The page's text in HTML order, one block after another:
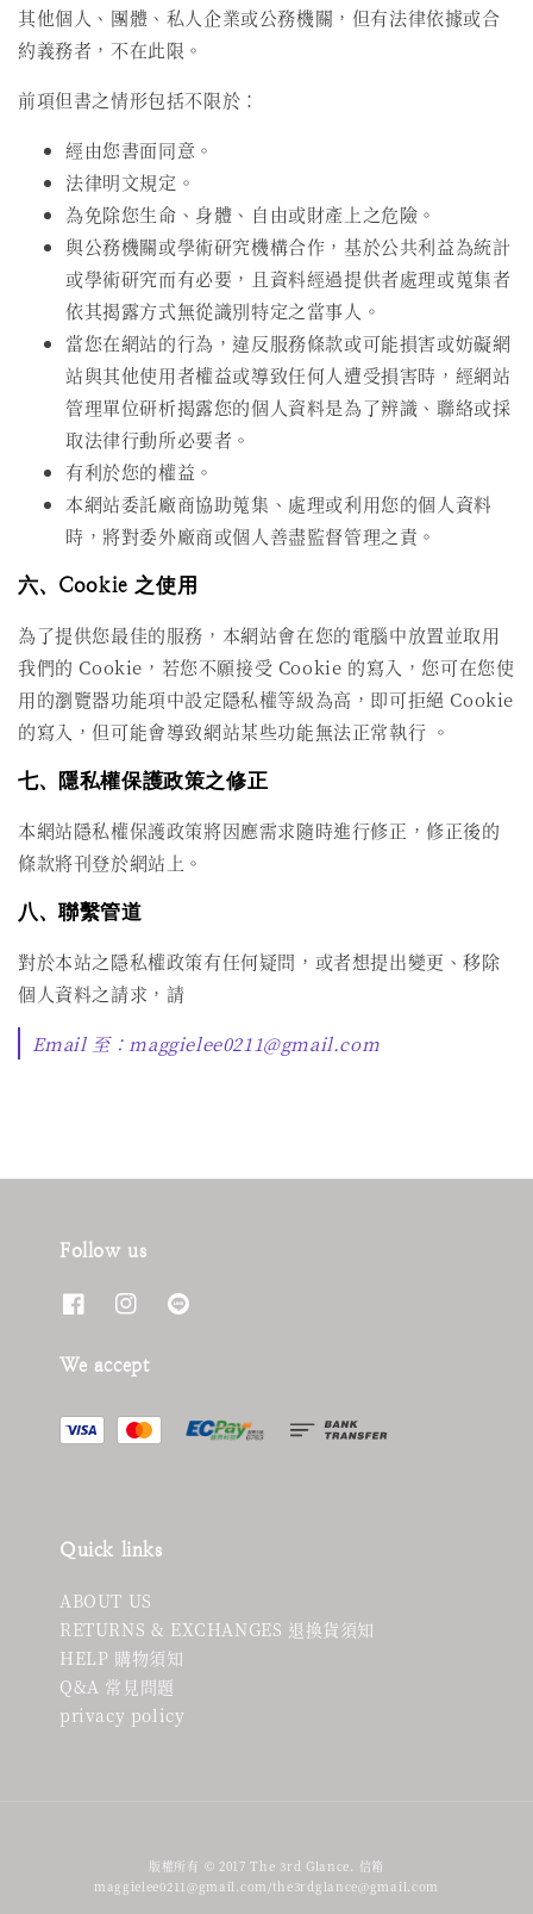
其他個人、團體、私人企業或公務機關，但有法律依據或合
約義務者，不在此限。
前項但書之情形包括不限於：
經由您書面同意。
法律明文規定。
為免除您生命、身體、自由或財產上之危險。
與公務機關或學術研究機構合作，基於公共利益為統計
或學術研究而有必要，且資料經過提供者處理或蒐集者
依其揭露方式無從識別特定之當事人。
當您在網站的行為，違反服務條款或可能損害或妨礙網
站與其他使用者權益或導致任何人遭受損害時，經網站
管理單位研析揭露您的個人資料是為了辨識、聯絡或採
取法律行動所必要者。
有利於您的權益。
本網站委託廠商協助蒐集、處理或利用您的個人資料
時，將對委外廠商或個人善盡監督管理之責。
六、Cookie 之使用
為了提供您最佳的服務，本網站會在您的電腦中放置並取用
我們的 Cookie，若您不願接受 Cookie 的寫入，您可在您使
用的瀏覽器功能項中設定隱私權等級為高，即可拒絕 Cookie
的寫入，但可能會導致網站某些功能無法正常執行 。
七、隱私權保護政策之修正
本網站隱私權保護政策將因應需求隨時進行修正，修正後的
條款將刊登於網站上。
八、聯繫管道
對於本站之隱私權政策有任何疑問，或者想提出變更、移除
個人資料之請求，請
Email 至：maggielee0211@gmail.com
Follow us
We accept
Quick links
ABOUT US
RETURNS & EXCHANGES 退換貨須知
HELP 購物須知
Q&A 常見問題
privacy policy
版權所有 © 2017 The 3rd Glance. 信箱
maggielee0211@gmail.com/the3rdglance@gmail.com